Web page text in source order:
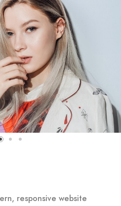
responsive website